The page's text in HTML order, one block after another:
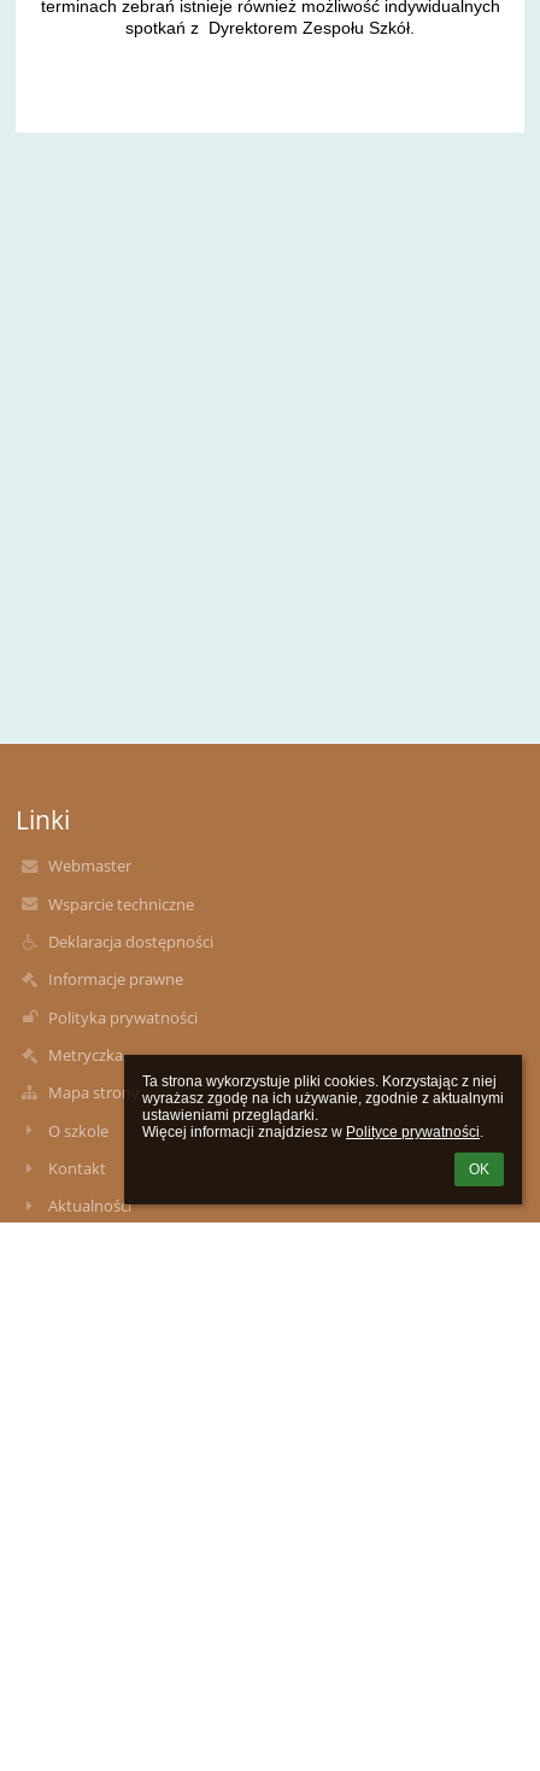
Ta strona wykorzystuje pliki cookies. Korzystając z niej
wyrażasz zgodę na ich używanie, zgodnie z aktualnymi
ustawieniami przeglądarki.
Więcej informacji znajdziesz w Polityce prywatności.
OK
terminach zebrań istnieje również możliwość indywidualnych
spotkań z Dyrektorem Zespołu Szkół.
Linki
Webmaster
Wsparcie techniczne
Deklaracja dostępności
Informacje prawne
Polityka prywatności
Metryczka
Mapa strony
O szkole
Kontakt
Aktualności